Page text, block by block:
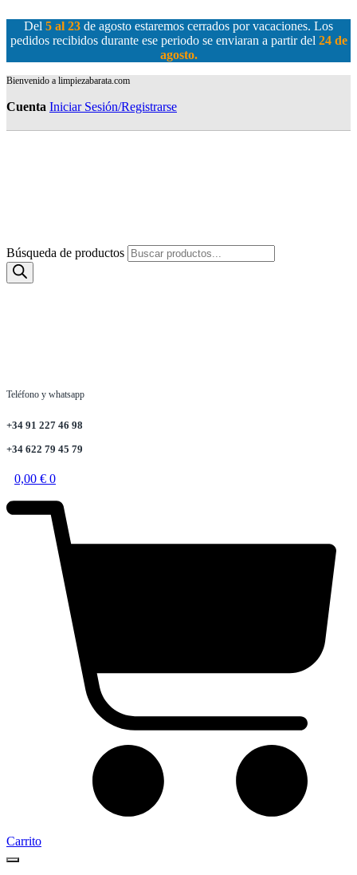
Del 5 al 23 de agosto estaremos cerrados por vacaciones. Los
pedidos recibidos durante ese periodo se enviaran a partir del 24 de
agosto.
Bienvenido a limpiezabarata.com
Cuenta Iniciar Sesión/Registrarse
Búsqueda de productos
Teléfono y whatsapp
+34 91 227 46 98
+34 622 79 45 79
0,00 € 0
Carrito